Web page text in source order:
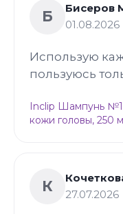
Б
Бисеров
01.08.2026
Использую
пользуюсь
Inclip Шампунь
кожи головы, 250
К
27.07.2026